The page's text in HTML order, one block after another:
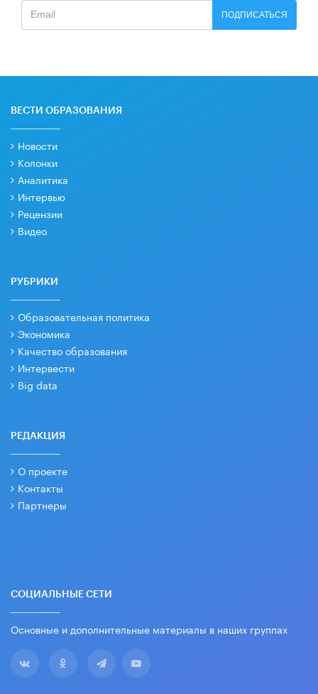
ПОДПИСАТЬСЯ
ВЕСТИ ОБРАЗОВАНИЯ
Новости
Колонки
Аналитика
Интервью
Рецензии
Видео
РУБРИКИ
Образовательная политика
Экономика
Качество образования
Интервести
Big data
РЕДАКЦИЯ
О проекте
Контакты
Партнеры
СОЦИАЛЬНЫЕ СЕТИ
Основные и дополнительные материалы в наших группах